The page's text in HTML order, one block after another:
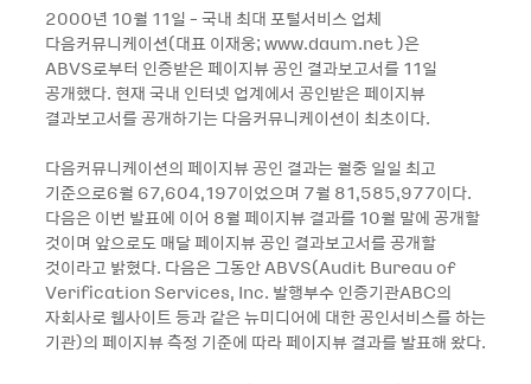
2000년 10월 11일 - 국내 최대 포털서비스 업체
다음커뮤니케이션(대표 이재웅; www.daum.net )은
ABVS로부터 인증받은 페이지뷰 공인 결과보고서를 11일
공개했다. 현재 국내 인터넷 업계에서 공인받은 페이지뷰
결과보고서를 공개하기는 다음커뮤니케이션이 최초이다.
다음커뮤니케이션의 페이지뷰 공인 결과는 월중 일일 최고
기준으로6월 67,604,197이었으며 7월 81,585,977이다.
다음은 이번 발표에 이어 8월 페이지뷰 결과를 10월 말에 공개할
것이며 앞으로도 매달 페이지뷰 공인 결과보고서를 공개할
것이라고 밝혔다. 다음은 그동안 ABVS(Audit Bureau of
Verification Services, Inc. 발행부수 인증기관ABC의
자회사로 웹사이트 등과 같은 뉴미디어에 대한 공인서비스를 하는
기관)의 페이지뷰 측정 기준에 따라 페이지뷰 결과를 발표해 왔다.